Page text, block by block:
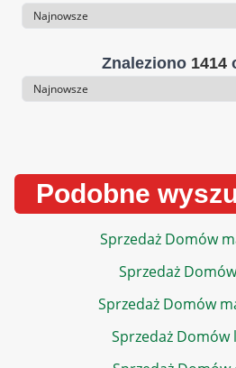
Sortowanie
Znaleziono 1414
Sortowanie
Podobne
Sprzedaż Domów
Sprzedaż
Sprzedaż Domów
Sprzedaż Domów